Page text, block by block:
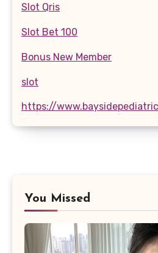
Slot Qris
Slot Bet 100
Bonus New Member
slot
https://
You Missed